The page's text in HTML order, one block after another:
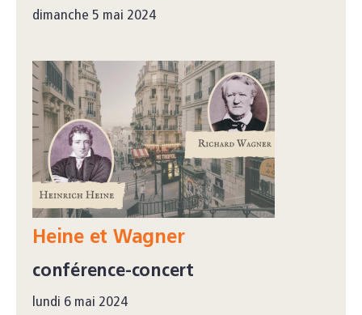
dimanche 5 mai 2024
Heine et Wagner
conférence-concert
lundi 6 mai 2024